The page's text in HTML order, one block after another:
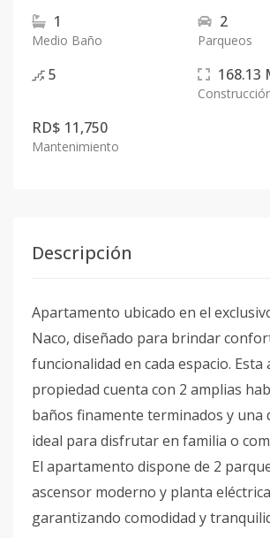
1
Medio Baño
2
Parqueos
5 168.13
RD$ 11,750
Mantenimiento
Descripción
Apartamento ubicado en el
Naco, diseñado para brindar
funcionalidad en cada espacio. Esta
propiedad cuenta con 2 amplias
baños finamente terminados y una
ideal para disfrutar en familia o
El apartamento dispone de 2
ascensor moderno y planta
garantizando comodidad y